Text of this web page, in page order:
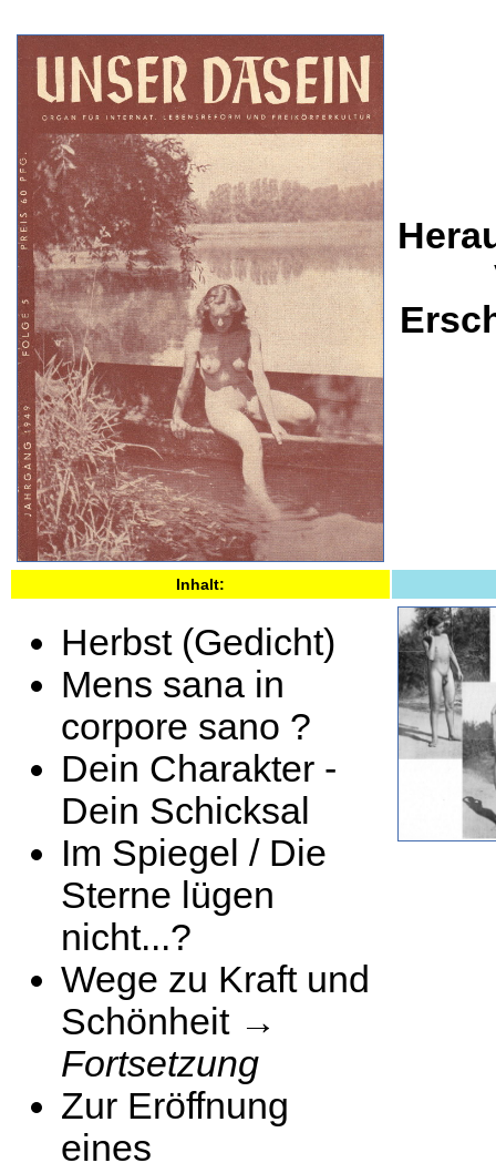
Inhalt:
Herbst (Gedicht)
Mens sana in
corpore sano ?
Dein Charakter -
Dein Schicksal
Im Spiegel / Die
Sterne lügen
nicht...?
Wege zu Kraft und
Schönheit →
Fortsetzung
Zur Eröffnung
eines